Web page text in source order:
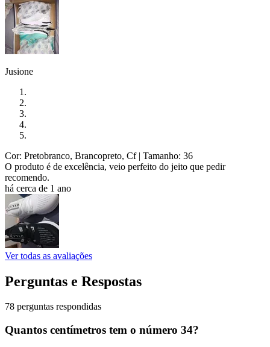
Jusione
Cor: Pretobranco, Brancopreto, Cf| Tamanho: 36
O produto é de excelência, veio perfeito do jeito que pedir
recomendo.
há cerca de 1 ano
Ver todas as avaliações
Perguntas e Respostas
78 perguntas respondidas
Quantos centímetros tem o número 34?